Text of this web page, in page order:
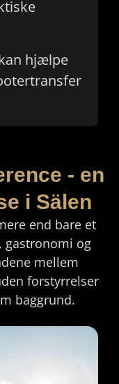
hjælpe
- en
i Sälen
end bare et
gastronomi og
mellem
forstyrrelser
baggrund.